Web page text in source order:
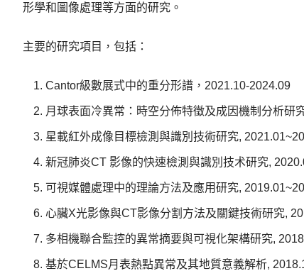
形學和圖像處理等方面的研究。
主要的研究項目，包括：
Cantor級數展式中的重分形譜，2021.10-2024.09
月球表面冷異常：時空分佈特徵及成因機制分析研
星載紅外成像目標檢測與識別技術研究,
新冠肺炎CT 影像的快速檢測與識別技术研究,
可視媒體處理中的理論方法及應用研究,
心臟X光影像與CT影像分割方法及關鍵技術研究,
多相機聯合監控的異常摘要與可視化架構研究,
基於CELMS月表熱點異常及其地質意義解析,